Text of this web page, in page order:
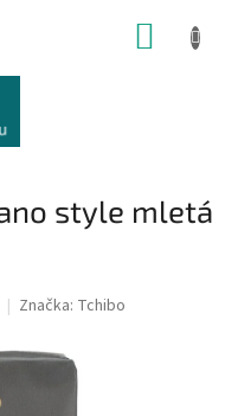
style mletá
Značka: Tchibo